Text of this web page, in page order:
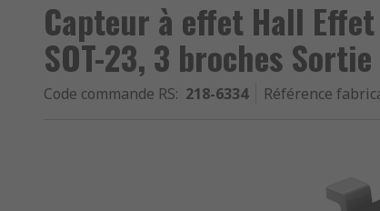
Capteur à effet Hall
SOT-23, 3 broches
Code commande RS: 218-6334 Référence